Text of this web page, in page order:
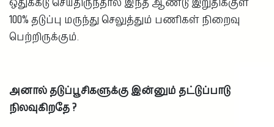
100% தடுப்பு மருந்து செலுத்தும் பணிகள் நிறைவு
பெற்றிருக்கும்.
அனால் தடுப்பூசிகளுக்கு இன்னும் தட்டுப்பாடு
நிலவுகிறதே ?